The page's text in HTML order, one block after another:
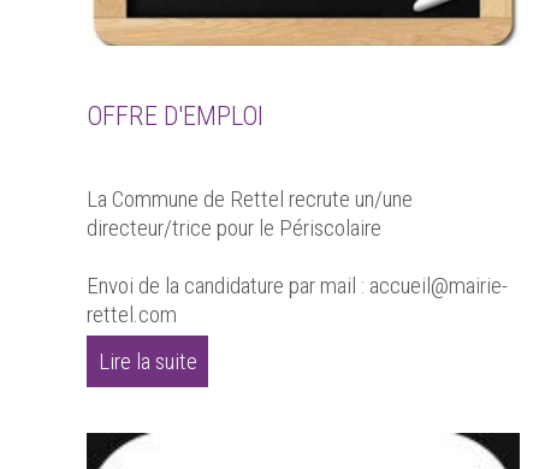
OFFRE D'EMPLOI
La Commune de Rettel recrute un/une
directeur/trice pour le Périscolaire
Envoi de la candidature par mail : accueil@mairie-
rettel.com
Lire la suite